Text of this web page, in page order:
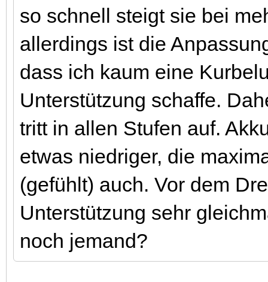
so schnell steigt sie bei
allerdings ist die
dass ich kaum eine
Unterstützung schaffe.
tritt in allen Stufen auf.
etwas niedriger, die
(gefühlt) auch. Vor dem
Unterstützung sehr
noch jemand?